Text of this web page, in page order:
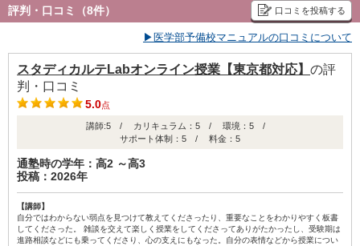
評判・口コミ（8件） 口コミを投稿する
▶医学部予備校マニュアルの口コミについて
スタディカルテLabオンライン授業【東京都対応】 の評
判・口コミ
5.0点
講師:5 / カリキュラム：5 / 環境：5 /
サポート体制：5 / 料金：5
通塾時の学年：高2 ～高3
投稿：2026年
【講師】
自分ではわからない弱点を見つけて教えてくださったり、重要なことをわかりやすく板書
してくださった。 雑談を交えて楽しく授業をしてくださってありがたかったし、受験期は
進路相談などにも乗ってくださり、心の支えにもなった。自分の表情などから授業につい